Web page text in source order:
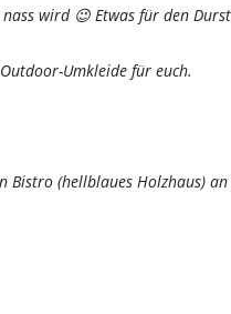
wird 😉 Etwas für den
Umkleide für euch.
(hellblaues Holzhaus)